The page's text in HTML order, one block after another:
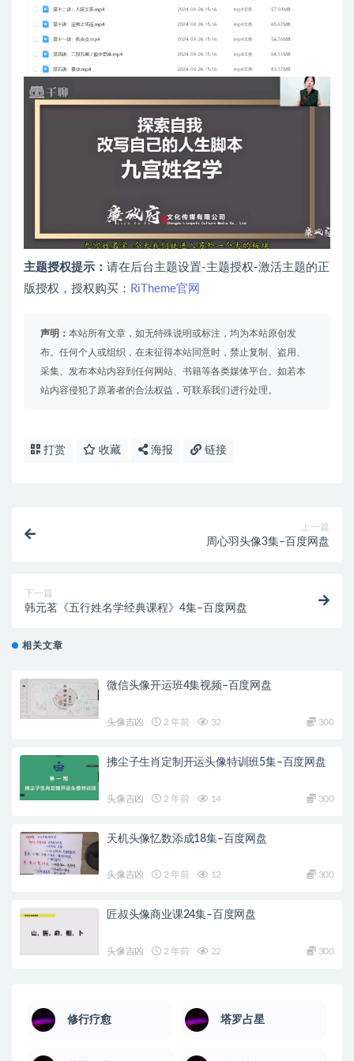
主题授权提示： 请在后台主题设置-主题授权-激活主题的正
版授权，授权购买： RiTheme官网
声明： 本站所有文章，如无特殊说明或标注，均为本站原创发
布。任何个人或组织，在未征得本站同意时，禁止复制、盗用、
采集、发布本站内容到任何网站、书籍等各类媒体平台。如若本
站内容侵犯了原著者的合法权益，可联系我们进行处理。
打赏 收藏 海报 链接
上一篇
周心羽头像3集–百度网盘
下一篇
韩元茗《五行姓名学经典课程》4集–百度网盘
相关文章
微信头像开运班4集视频–百度网盘
头像吉凶 2 年前 32 300
拂尘子生肖定制开运头像特训班5集–百度网盘
头像吉凶 2 年前 14 300
天机头像忆数添成18集–百度网盘
头像吉凶 2 年前 12 300
匠叔头像商业课24集–百度网盘
头像吉凶 2 年前 22 300
修行疗愈 塔罗占星